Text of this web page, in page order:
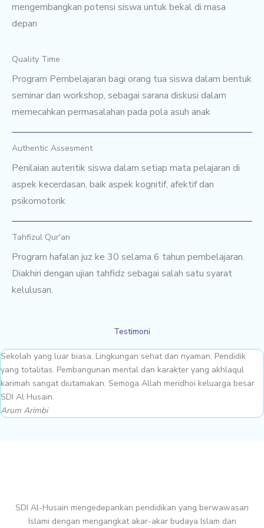
mengembangkan potensi siswa untuk bekal di masa
depan
Quality Time
Program Pembelajaran bagi orang tua siswa dalam bentuk
seminar dan workshop, sebagai sarana diskusi dalam
memecahkan permasalahan pada pola asuh anak
Authentic Assesment
Penilaian autentik siswa dalam setiap mata pelajaran di
aspek kecerdasan, baik aspek kognitif, afektif dan
psikomotorik
Tahfizul Qur'an
Program hafalan juz ke 30 selama 6 tahun pembelajaran.
Diakhiri dengan ujian tahfidz sebagai salah satu syarat
kelulusan.
Testimoni
Sekolah yang luar biasa. Lingkungan sehat dan nyaman. Pendidik
yang totalitas. Pembangunan mental dan karakter yang akhlaqul
karimah sangat diutamakan. Semoga Allah meridhoi keluarga besar
SDI Al Husain.
Arum Arimbi
SDI Al-Husain mengedepankan pendidikan yang berwawasan
Islami dengan mengangkat akar-akar budaya Islam dan